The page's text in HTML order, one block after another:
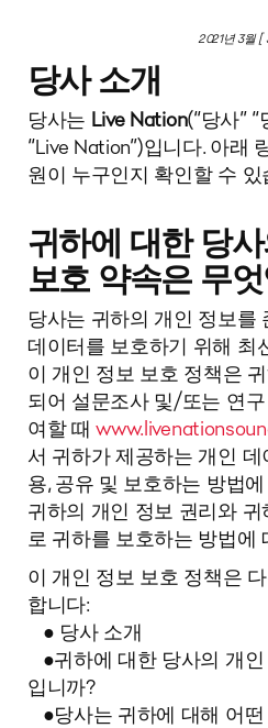
마지막
2021년 3월 [
당사 소개
당사는 Live Nation(“당사”
“Live Nation”)입니다. 아래
원이 누구인지 확인할 수 있
귀하에 대한 당
보호 약속은 무
당사는 귀하의 개인 정보를
데이터를 보호하기 위해 최
이 개인 정보 보호 정책은
되어 설문조사 및/또는 연
여할 때
서 귀하가 제공하는 개인
용, 공유 및 보호하는 방법
귀하의 개인 정보 권리와
로 귀하를 보호하는 방법에
이 개인 정보 보호 정책은
합니다:
● 당사 소개
●귀하에 대한 당사의 개
입니까?
●당사는 귀하에 대해 어